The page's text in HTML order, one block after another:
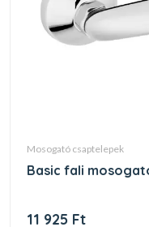
mosogató csaptelepek
basic fali
11 925 Ft